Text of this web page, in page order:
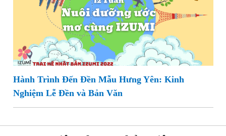
Hành Trình Đến Đền Mẫu Hưng Yên: Kinh
Nghiệm Lễ Đền và Bản Văn